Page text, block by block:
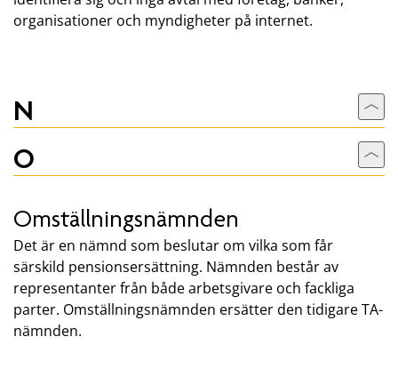
organisationer och myndigheter på internet.
N Till
O Till
Omställningsnämnden
Det är en nämnd som beslutar om vilka som får
särskild pensionsersättning. Nämnden består av
representanter från både arbetsgivare och fackliga
parter. Omställningsnämnden ersätter den tidigare TA-
nämnden.